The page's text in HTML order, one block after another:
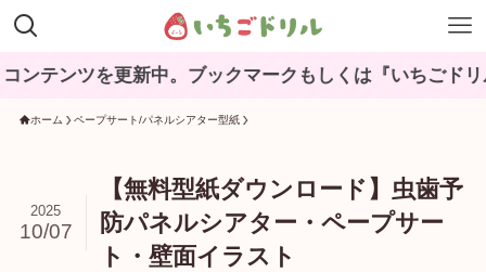
ツを更新中。ブックマークもしくは『いちごドリル』と
ホーム ペープサート/パネルシアター型紙
【無料型紙ダウンロード】虫歯予
防パネルシアター・ペープサー
ト・壁面イラスト
2025
10/07